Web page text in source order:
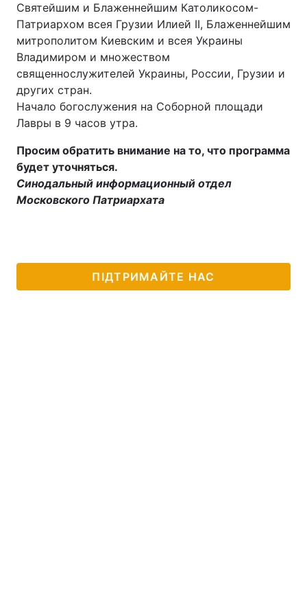
Послуги
Тема оформлення
Святейшим и Блаженнейшим Католикосом-
Патриархом всея Грузии Илией II, Блаженнейшим
митрополитом Киевским и всея Украины
Владимиром и множеством
священнослужителей Украины, России, Грузии и
других стран.
Начало богослужения на Соборной площади
Лавры в 9 часов утра.
Просим обратить внимание на то, что программа
будет уточняться.
Синодальный информационный отдел
Московского Патриархата
ПІДТРИМАЙТЕ НАС